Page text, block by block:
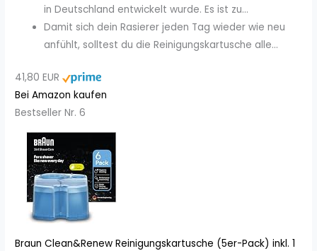
in Deutschland entwickelt wurde. Es ist zu...
Damit sich dein Rasierer jeden Tag wieder wie neu
anfühlt, solltest du die Reinigungskartusche alle...
41,80 EUR
Bei Amazon kaufen
Bestseller Nr. 6
Braun Clean&Renew Reinigungskartusche (5er-Pack) inkl. 1